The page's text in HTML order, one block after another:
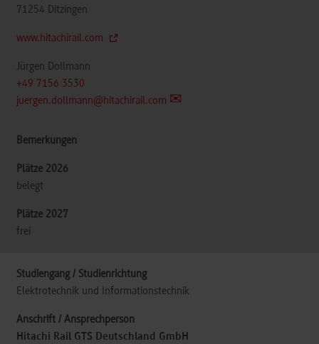
71254 Ditzingen
www.hitachirail.com
Jürgen Dollmann
+49 7156 3530
juergen.dollmann@hitachirail.com
belegt
frei
Elektrotechnik und Informationstechnik
Hitachi Rail GTS Deutschland GmbH